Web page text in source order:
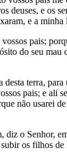
deuses, e os
e a minha
pais;
do seu mau
terra, para
pais; e ali
não usarei
diz o Senhor,
os filhos de